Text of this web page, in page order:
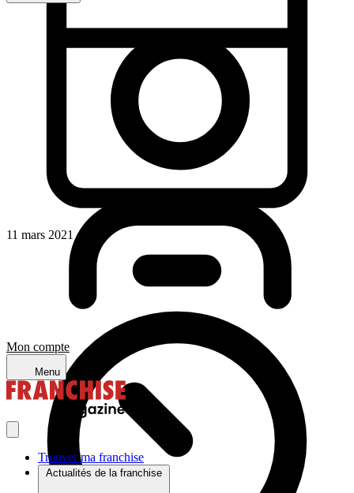
Mon compte
Menu
Trouver ma franchise
Actualités de la franchise
11 mars 2021